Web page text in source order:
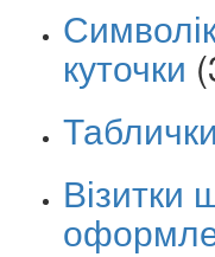
куточки
Візитки